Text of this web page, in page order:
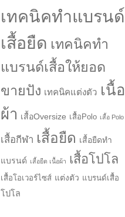
เทคนิคทำแบรนด์
เสื้อยืด เทคนิคทำ
แบรนด์เสื้อให้ยอด
ขายปัง เทคนิคแต่งตัว เนื้อ
ผ้า เสื้อOversize เสื้อPolo เสื้อ Polo
เสื้อกีฬา เสื้อยืด เสื้อยืดทำ
แบรนด์ เสื้อยืด เนื้อผ้า เสื้อโปโล
เสื้อโอเวอร์ไซส์ แต่งตัว แบรนด์เสื้อ
โปโล